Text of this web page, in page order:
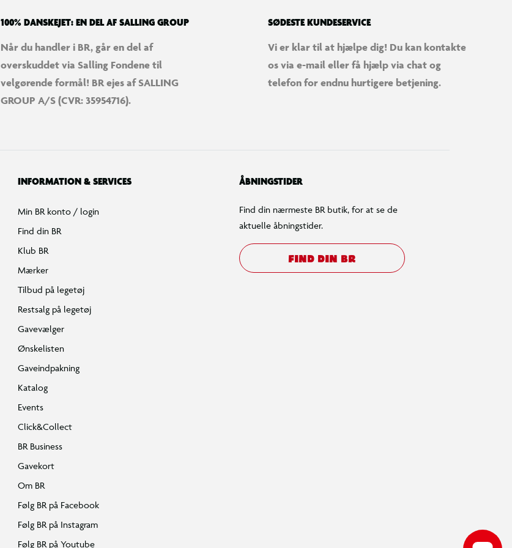
100% DANSKEJET: EN DEL AF SALLING GROUP
Når du handler i BR, går en del af
overskuddet via Salling Fondene til
velgørende formål! BR ejes af SALLING
GROUP A/S (CVR: 35954716).
SØDESTE KUNDESERVICE
Vi er klar til at hjælpe dig! Du kan kontakte
os via e-mail eller få hjælp via chat og
telefon for endnu hurtigere betjening.
INFORMATION & SERVICES
Min BR konto / login
Find din BR
Klub BR
Mærker
Tilbud på legetøj
Restsalg på legetøj
Gavevælger
Ønskelisten
Gaveindpakning
Katalog
Events
Click&Collect
BR Business
Gavekort
Om BR
Følg BR på Facebook
Følg BR på Instagram
Følg BR på Youtube
ÅBNINGSTIDER
Find din nærmeste BR butik, for at se de
aktuelle åbningstider.
FIND DIN BR